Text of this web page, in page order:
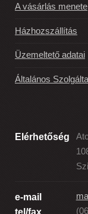
A vásárlás menete
Házhozszállítás
Üzemeltető adatai
Általános
Elérhetőség
e-mail
tel/fax